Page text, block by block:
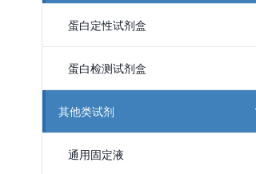
蛋白定性试剂盒
蛋白检测试剂盒
其他类试剂
通用固定液